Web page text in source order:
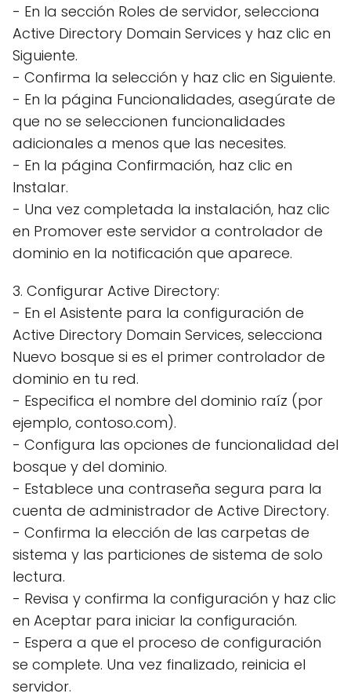
- En la sección Roles de servidor, selecciona
Active Directory Domain Services y haz clic en
Siguiente.
- Confirma la selección y haz clic en Siguiente.
- En la página Funcionalidades, asegúrate de
que no se seleccionen funcionalidades
adicionales a menos que las necesites.
- En la página Confirmación, haz clic en
Instalar.
- Una vez completada la instalación, haz clic
en Promover este servidor a controlador de
dominio en la notificación que aparece.
3. Configurar Active Directory:
- En el Asistente para la configuración de
Active Directory Domain Services, selecciona
Nuevo bosque si es el primer controlador de
dominio en tu red.
- Especifica el nombre del dominio raíz (por
ejemplo, contoso.com).
- Configura las opciones de funcionalidad del
bosque y del dominio.
- Establece una contraseña segura para la
cuenta de administrador de Active Directory.
- Confirma la elección de las carpetas de
sistema y las particiones de sistema de solo
lectura.
- Revisa y confirma la configuración y haz clic
en Aceptar para iniciar la configuración.
- Espera a que el proceso de configuración
se complete. Una vez finalizado, reinicia el
servidor.